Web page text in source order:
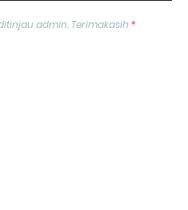
admin. Terimakasih *